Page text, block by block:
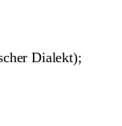
Dialekt);